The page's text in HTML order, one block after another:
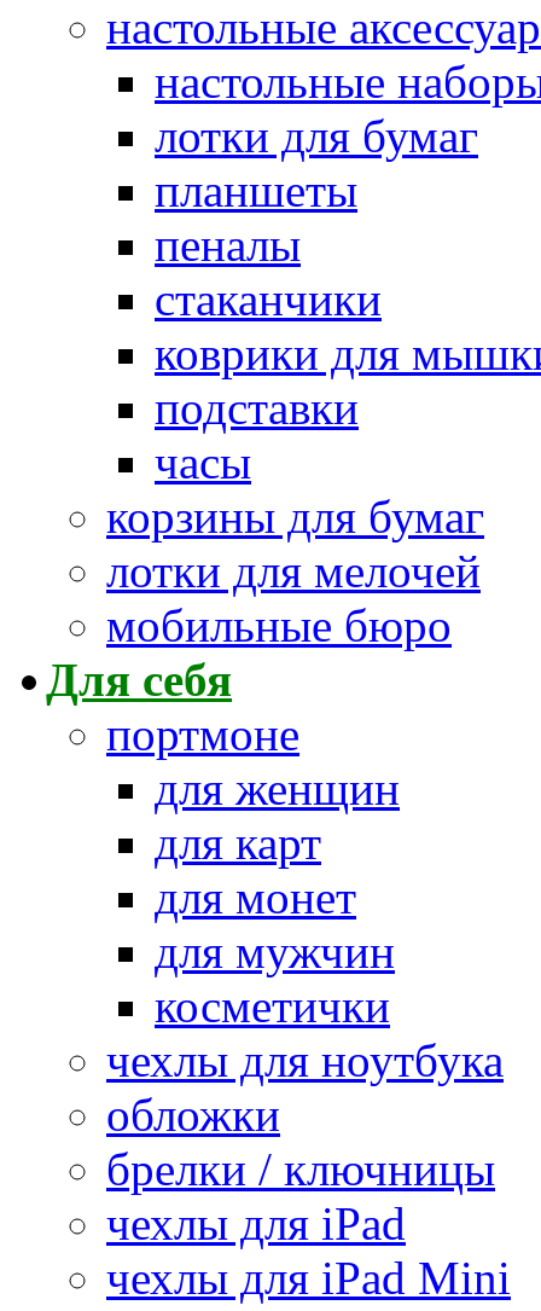
настольные
настольные
лотки для бумаг
планшеты
пеналы
стаканчики
коврики для
подставки
часы
корзины для бумаг
лотки для мелочей
мобильные бюро
Для себя
портмоне
для женщин
для карт
для монет
для мужчин
косметички
чехлы для ноутбука
обложки
брелки / ключницы
чехлы для iPad
чехлы для iPad Mini